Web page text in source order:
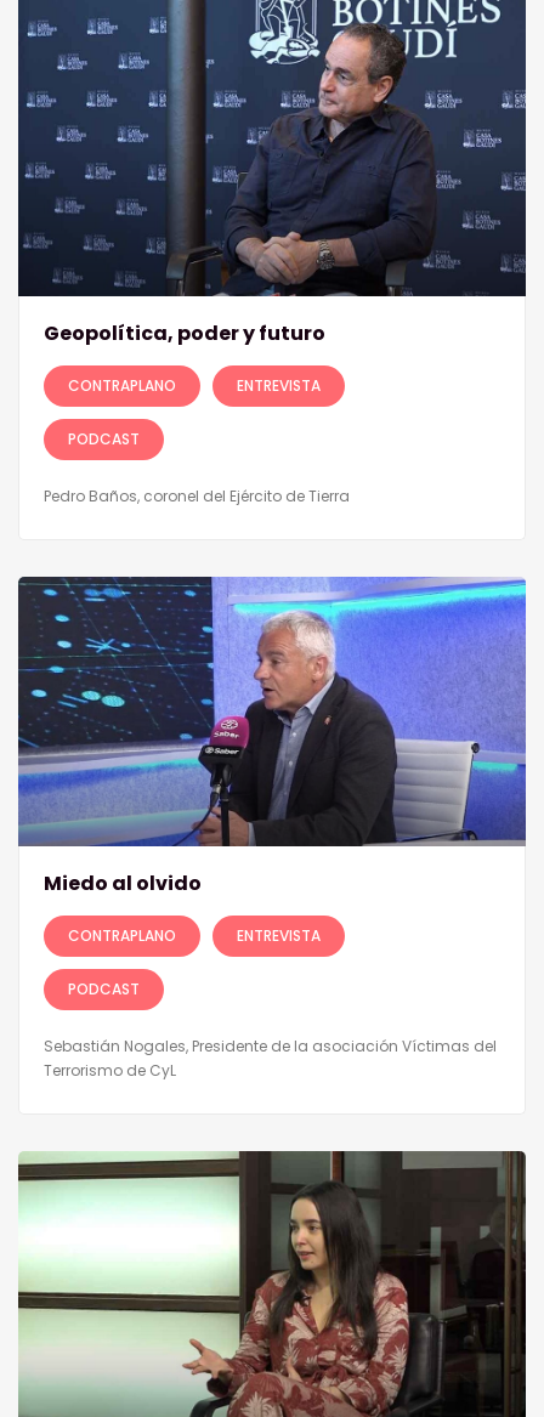
Geopolítica, poder y futuro
CONTRAPLANO ENTREVISTA
PODCAST
Pedro Baños, coronel del Ejército de Tierra
Miedo al olvido
CONTRAPLANO ENTREVISTA
PODCAST
Sebastián Nogales, Presidente de la asociación Víctimas del
Terrorismo de CyL